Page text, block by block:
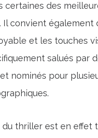
certaines des
Il convient également
et les touches
salués par
nominés pour
du thriller est en effet